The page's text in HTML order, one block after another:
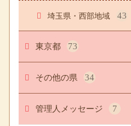
埼玉県・西部地域 43
東京都 73
その他の県 34
管理人メッセージ 7